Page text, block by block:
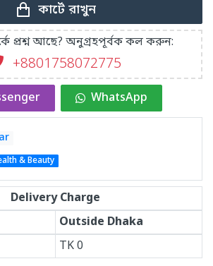
কার্টে রাখুন
প্রশ্ন আছে? অনুগ্রহপূর্বক কল করুন:
+8801758072775‬
WhatsApp
& Beauty
Delivery Charge
Outside Dhaka
TK0